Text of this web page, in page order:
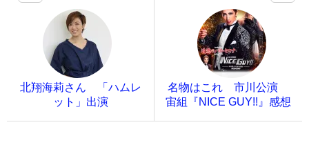
北翔海莉さん 「ハムレ
ット」出演
名物はこれ 市川公演
宙組『NICE GUY!!』感想